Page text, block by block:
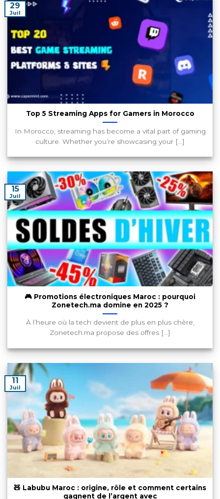
Top 5 Streaming Apps for Gamers in Morocco
In Morocco, streaming has become a vital part of gaming
culture. Whether you’re showcasing your [...]
29
Juil
🎮 Promotions électroniques Maroc : pourquoi
Zonetech.ma domine en 2025 ?
À l’heure où la tech devient de plus en plus chère,
Zonetech.ma propose des offres [...]
15
Juil
🧸 Labubu Maroc : origine, rôle et comment certains
gagnent de l’argent avec
11
Juil